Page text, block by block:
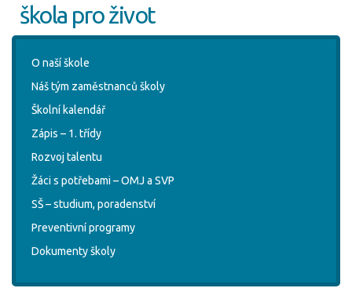
škola pro život
O naší škole
Náš tým zaměstnanců školy
Školní kalendář
Zápis – 1. třídy
Rozvoj talentu
Žáci s potřebami – OMJ a SVP
SŠ – studium, poradenství
Preventivní programy
Dokumenty školy